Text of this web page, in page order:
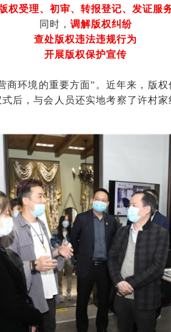
权受理、初审、转报登记、发证服
同时， 调解版权纠纷
查处版权违法违规行为
开展版权保护宣传
商环境的重要方面”。近年来，版
后，与会人员还实地考察了许村